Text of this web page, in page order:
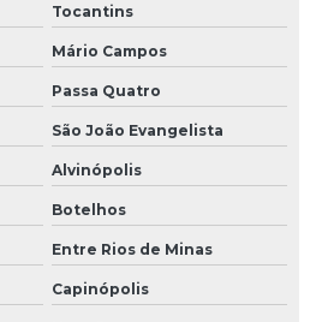
Tocantins
Mário Campos
Passa Quatro
São João Evangelista
Alvinópolis
Botelhos
Entre Rios de Minas
Capinópolis